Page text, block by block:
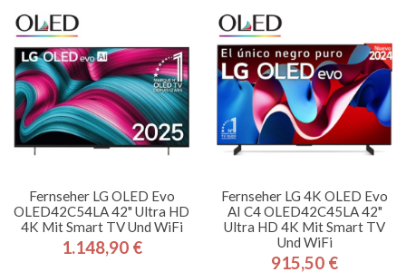
Fernseher LG OLED Evo
OLED42C54LA 42" Ultra HD
4K Mit Smart TV Und WiFi
Preis
1.148,90 €
Fernseher LG 4K OLED Evo
AI C4 OLED42C45LA 42"
Ultra HD 4K Mit Smart TV
Und WiFi
915,50 €